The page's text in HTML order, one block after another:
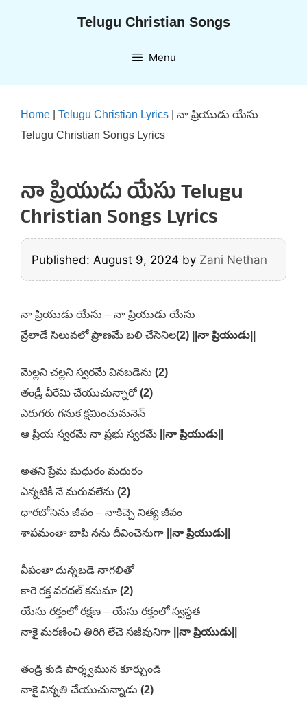
Telugu Christian Songs
Menu
Home Telugu Christian Lyrics
నా ప్రియుడు యేసు
Telugu Christian Songs Lyrics
నా ప్రియుడు యేసు Telugu
Christian Songs Lyrics
Published: August 9, 2024 by Zani Nethan
నా ప్రియుడు యేసు – నా ప్రియుడు యేసు
వ్రేలాడే సిలువలో ప్రాణమే బలి చేసెనిల(2) ||నా ప్రియుడు||
మెల్లని చల్లని స్వరమే వినబడెను (2)
తండ్రీ వీరేమి చేయుచున్నారో (2)
ఎరుగరు గనుక క్షమించుమనెన్
ఆ ప్రియ స్వరమే నా ప్రభు స్వరమే ||నా ప్రియుడు||
అతని ప్రేమ మధురం మధురం
ఎన్నటికీ నే మరువలేను (2)
ధారబోసెను జీవం – నాకిచ్చె నిత్య జీవం
శాపమంతా బాపి నను దీవించెనుగా ||నా ప్రియుడు||
వీపంతా దున్నబడె నాగలితో
కారె రక్త వరదల్ కనుమా (2)
యేసు రక్తంలో రక్షణ – యేసు రక్తంలో స్వస్థత
నాకై మరణించి తిరిగి లేచె సజీవునిగా ||నా ప్రియుడు||
తండ్రి కుడి పార్శ్వమున కూర్చుండి
నాకై విన్నతి చేయుచున్నాడు (2)